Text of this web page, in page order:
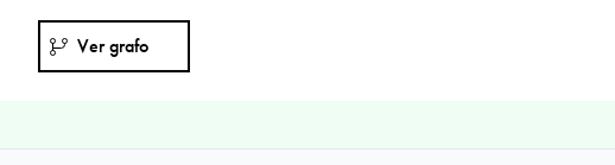
Ver grafo